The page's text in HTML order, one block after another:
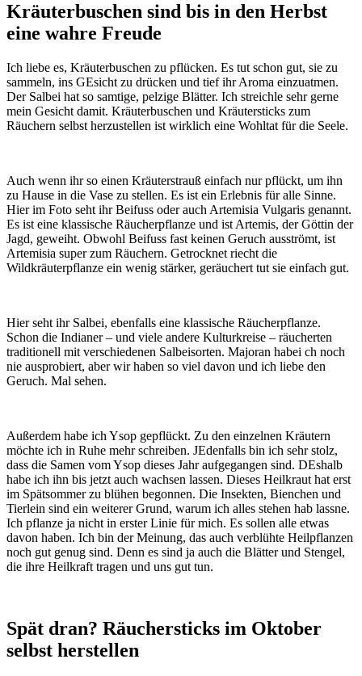
Kräuterbuschen sind bis in den Herbst
eine wahre Freude
Ich liebe es, Kräuterbuschen zu pflücken. Es tut schon gut, sie zu
sammeln, ins GEsicht zu drücken und tief ihr Aroma einzuatmen.
Der Salbei hat so samtige, pelzige Blätter. Ich streichle sehr gerne
mein Gesicht damit. Kräuterbuschen und Kräutersticks zum
Räuchern selbst herzustellen ist wirklich eine Wohltat für die Seele.
Auch wenn ihr so einen Kräuterstrauß einfach nur pflückt, um ihn
zu Hause in die Vase zu stellen. Es ist ein Erlebnis für alle Sinne.
Hier im Foto seht ihr Beifuss oder auch Artemisia Vulgaris genannt.
Es ist eine klassische Räucherpflanze und ist Artemis, der Göttin der
Jagd, geweiht. Obwohl Beifuss fast keinen Geruch ausströmt, ist
Artemisia super zum Räuchern. Getrocknet riecht die
Wildkräuterpflanze ein wenig stärker, geräuchert tut sie einfach gut.
Hier seht ihr Salbei, ebenfalls eine klassische Räucherpflanze.
Schon die Indianer – und viele andere Kulturkreise – räucherten
traditionell mit verschiedenen Salbeisorten. Majoran habei ch noch
nie ausprobiert, aber wir haben so viel davon und ich liebe den
Geruch. Mal sehen.
Außerdem habe ich Ysop gepflückt. Zu den einzelnen Kräutern
möchte ich in Ruhe mehr schreiben. JEdenfalls bin ich sehr stolz,
dass die Samen vom Ysop dieses Jahr aufgegangen sind. DEshalb
habe ich ihn bis jetzt auch wachsen lassen. Dieses Heilkraut hat erst
im Spätsommer zu blühen begonnen. Die Insekten, Bienchen und
Tierlein sind ein weiterer Grund, warum ich alles stehen hab lassne.
Ich pflanze ja nicht in erster Linie für mich. Es sollen alle etwas
davon haben. Ich bin der Meinung, das auch verblühte Heilpflanzen
noch gut genug sind. Denn es sind ja auch die Blätter und Stengel,
die ihre Heilkraft tragen und uns gut tun.
Spät dran? Räuchersticks im Oktober
selbst herstellen